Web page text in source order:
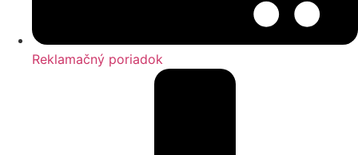
Reklamačný poriadok